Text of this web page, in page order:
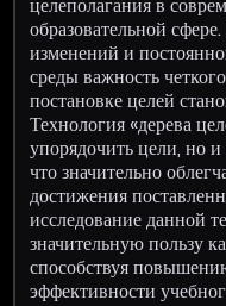
образовательной
изменений и
среды важность
постановке целей
Технология «дерева
упорядочить цели, но
что значительно
достижения
исследование данной
значительную пользу
способствуя
эффективности